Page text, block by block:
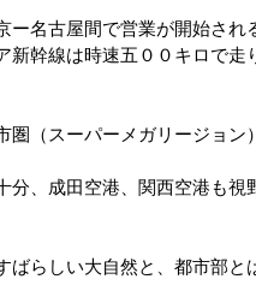
名古屋間で営業が開始さ
幹線は時速五００キロで
（スーパーメガリージョ
、成田空港、関西空港も
らしい大自然と、都市部